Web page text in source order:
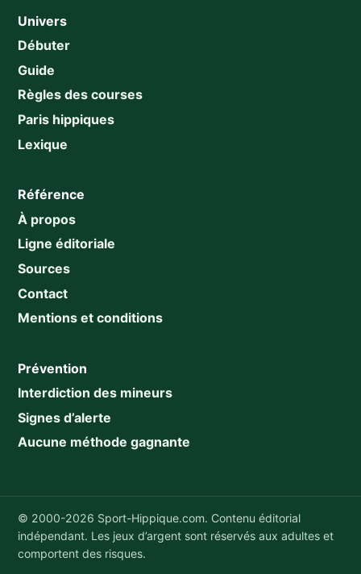
Univers
Débuter
Guide
Règles des courses
Paris hippiques
Lexique
Référence
À propos
Ligne éditoriale
Sources
Contact
Mentions et conditions
Prévention
Interdiction des mineurs
Signes d’alerte
Aucune méthode gagnante
© 2000-2026 Sport-Hippique.com. Contenu éditorial
indépendant. Les jeux d’argent sont réservés aux adultes et
comportent des risques.